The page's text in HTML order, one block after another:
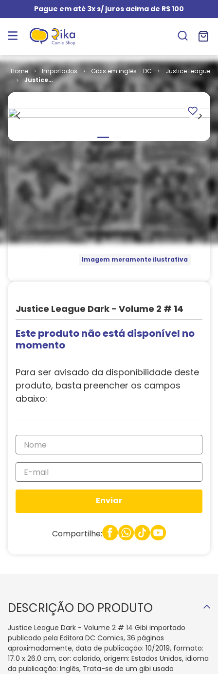
Pague em até 3x s/ juros acima de R$ 100
Importados Gibis em inglês - DC
Justice League
Justice
League Dark -
Imagem meramente ilustrativa
Justice League Dark - Volume 2 # 14
Este produto não está disponível no
momento
Para ser avisado da disponibilidade deste
produto, basta preencher os campos
abaixo:
Enviar
Compartilhe:
DESCRIÇÃO DO PRODUTO
Justice League Dark - Volume 2 # 14 Gibi importado
publicado pela Editora DC Comics, 36 páginas
aproximadamente, data de publicação: 10/2019, formato:
17.0 x 26.0 cm, cor: colorido, origem: Estados Unidos, idioma
da publicação: Inglês, Trata-se de um gibi usado